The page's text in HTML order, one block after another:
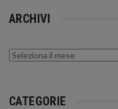
ARCHIVI
Archivi
CATEGORIE